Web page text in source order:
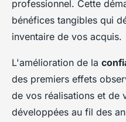
professionnel. Cette
bénéfices tangibles qui
inventaire de vos acquis.
L'amélioration de la
des premiers effets
de vos réalisations et de
développées au fil des